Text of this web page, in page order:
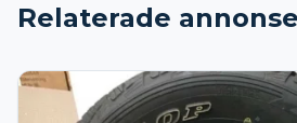
Relaterade